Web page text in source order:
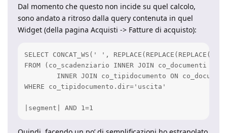
Dal momento che questo non incide su quel calcolo,
sono andato a ritroso dalla query contenuta in quel
Widget (della pagina Acquisti -> Fatture di acquisto):
SELECT CONCAT_WS(' ',
FROM (co_scadenziario INNER JOIN co_documenti
WHERE co_tipidocumento.dir='uscita'
|segment| AND 1=1